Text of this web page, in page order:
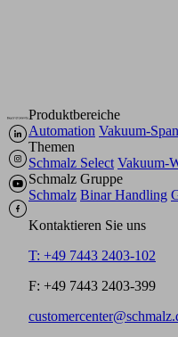
Produktbereiche
Automation Vakuum-
Themen
Schmalz Select Vakuum-
Schmalz Gruppe
Schmalz Binar Handling
Kontaktieren Sie uns
T: +49 7443 2403-102
F: +49 7443 2403-399